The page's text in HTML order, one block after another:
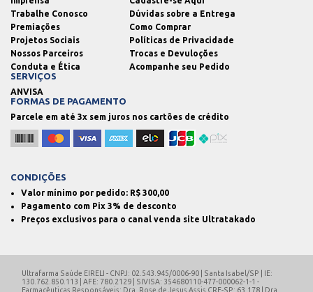
Trabalhe Conosco
Premiações
Projetos Sociais
Nossos Parceiros
Conduta e Ética
Dúvidas sobre a Entrega
Como Comprar
Políticas de Privacidade
Trocas e Devuloções
Acompanhe seu Pedido
SERVIÇOS
ANVISA
FORMAS DE PAGAMENTO
Parcele em até 3x sem juros nos cartões de crédito
CONDIÇÕES
Valor mínimo por pedido: R$ 300,00
Pagamento com Pix 3% de desconto
Preços exclusivos para o canal venda site Ultratakado
Ultrafarma Saúde EIRELI - CNPJ: 02.543.945/0006-90 | Santa Isabel/SP | IE:
130.762.850.113 | AFE: 780.2129 | SIVISA: 354680110-477-000062-1-1 -
Farmacêuticas Responsáveis: Dra. Rose de Jesus Assis CRF-SP: 63.178 | Dra.